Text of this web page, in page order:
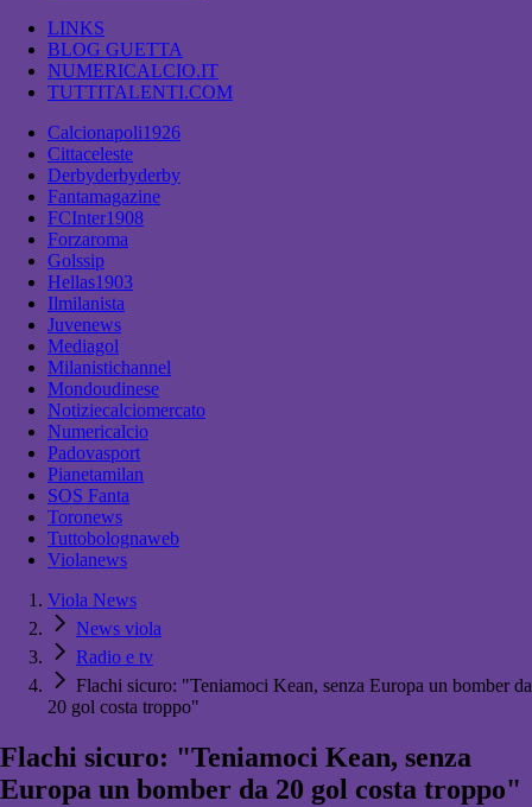
LINKS
BLOG GUETTA
NUMERICALCIO.IT
TUTTITALENTI.COM
Calcionapoli1926
Cittaceleste
Derbyderbyderby
Fantamagazine
FCInter1908
Forzaroma
Golssip
Hellas1903
Ilmilanista
Juvenews
Mediagol
Milanistichannel
Mondoudinese
Notiziecalciomercato
Numericalcio
Padovasport
Pianetamilan
SOS Fanta
Toronews
Tuttobolognaweb
Violanews
Viola News
News viola
Radio e tv
Flachi sicuro: "Teniamoci Kean, senza Europa un bomber da
20 gol costa troppo"
Flachi sicuro: "Teniamoci Kean, senza
Europa un bomber da 20 gol costa troppo"